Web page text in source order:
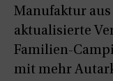
Manufaktur aus
aktualisierte
Familien-
mit mehr